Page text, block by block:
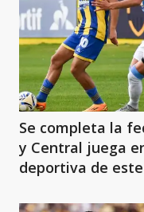
Se completa la
y Central juega
deportiva de